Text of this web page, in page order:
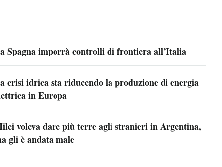
Spagna imporrà controlli di frontiera all’Italia
crisi idrica sta riducendo la produzione di energia
in Europa
voleva dare più terre agli stranieri in Argentina,
gli è andata male